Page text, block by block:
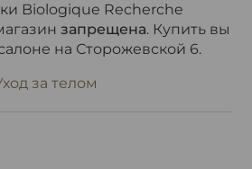
Biologique Recherche
запрещена. Купить вы
на Сторожевской 6.
за телом